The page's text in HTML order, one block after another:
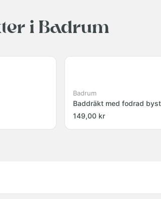
i Badrum
Badrum
Baddräkt med fodrad byst
149,00 kr